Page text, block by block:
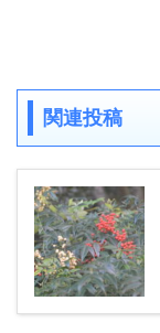
関連投稿